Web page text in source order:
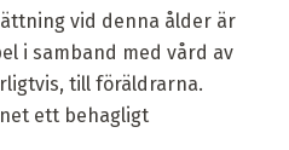
vid denna ålder är
i samband med vård av
till föräldrarna.
ett behagligt